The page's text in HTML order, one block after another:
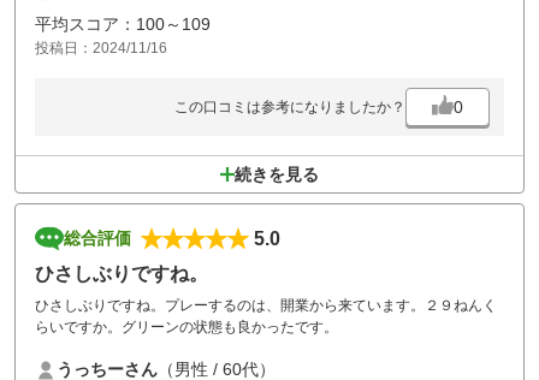
また、カートは自動操縦ではないため、運転手は移動中にスコア付けが
できず不便ですし、勾配も急で危険です。
こちらも自動操縦を導入ください。
平均スコア：100～109
投稿日：2024/11/16
この口コミは参考になりましたか？ 0
続きを見る
総合評価
5.0
ひさしぶりですね。
ひさしぶりですね。プレーするのは、開業から来ています。２９ねんく
らいですか。グリーンの状態も良かったです。
うっちーさん （男性 / 60代）